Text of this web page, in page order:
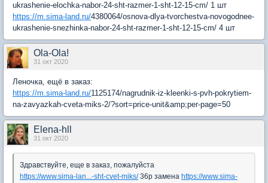
ukrashenie-elochka-nabor-24-sht-razmer-1-sht-12-15-cm/ 1 шт
https://m.sima-land.ru/4380064/osnova-dlya-tvorchestva-novogodnee-
ukrashenie-snezhinka-nabor-24-sht-razmer-1-sht-12-15-cm/ 4 шт
Ola-Ola!
31 окт 2020
Леночка, ещё в заказ:
https://m.sima-land.ru/1125174/nagrudnik-iz-kleenki-s-pvh-pokrytiem-
na-zavyazkah-cveta-miks-2/?sort=price-unit&amp;per-page=50
Elena-hll
31 окт 2020
Здравствуйте, еще в заказ, пожалуйста
https://www.sima-lan...-sht-cvet-miks/36р замена https://www.sima-